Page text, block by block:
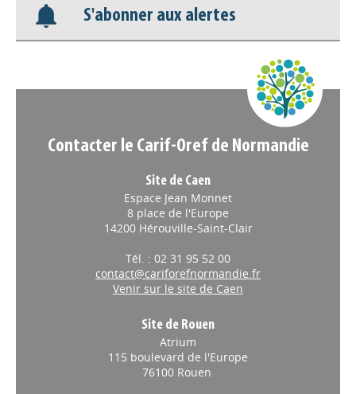
Nos veilles Scoop.it
S'abonner aux alertes
Contacter le Carif-Oref de Normandie
Site de Caen
Espace Jean Monnet
8 place de l'Europe
14200 Hérouville-Saint-Clair
Tél. : 02 31 95 52 00
contact@cariforefnormandie.fr
Venir sur le site de Caen
Site de Rouen
Atrium
115 boulevard de l'Europe
76100 Rouen